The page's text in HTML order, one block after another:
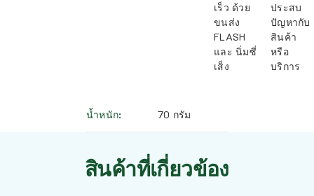
เร็ว ด้วย
ขนส่ง
FLASH
และ นิ่มซี่
เส็ง
ประสบ
ปัญหากับ
สินค้า
หรือ
บริการ
น้ำหนัก 70 กรัม
สินค้าที่เกี่ยวข้อง